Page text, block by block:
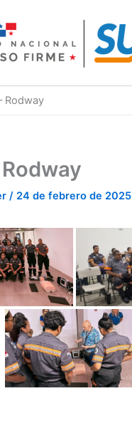
Rodway
/ 24 de febrero de 2025